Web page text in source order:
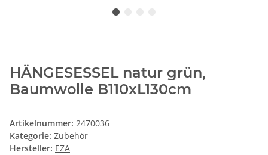
HÄNGESESSEL natur grün,
Baumwolle B110xL130cm
Artikelnummer: 2470036
Kategorie: Zubehör
Hersteller: EZA